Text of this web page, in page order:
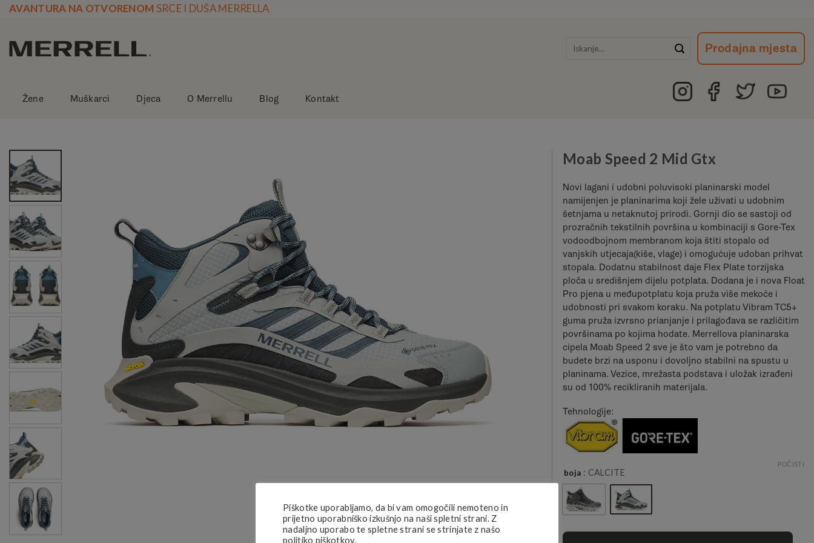
Skoči
AVANTURA NA OTVORENOM SRCE I DUŠA MERRELLA
Prodajna mjesta
Žene Muškarci Djeca O Merrellu Blog Kontakt
Moab Speed 2 Mid Gtx
Novi lagani i udobni poluvisoki planinarski model
namijenjen je planinarima koji žele uživati ​​u udobnim
šetnjama u netaknutoj prirodi. Gornji dio se sastoji od
prozračnih tekstilnih površina u kombinaciji s Gore-Tex
vodoodbojnom membranom koja štiti stopalo od
vanjskih utjecaja(kiše, vlage) i omogućuje udoban prihvat
stopala. Dodatnu stabilnost daje Flex Plate torzijska
ploča u središnjem dijelu potplata. Dodana je i nova Float
Pro pjena u međupotplatu koja pruža više mekoće i
udobnosti pri svakom koraku. Na potplatu Vibram TC5+
guma pruža izvrsno prianjanje i prilagođava se različitim
površinama po kojima hodate. Merrellova planinarska
cipela Moab Speed ​​​​2 sve je što vam je potrebno da
budete brzi na usponu i dovoljno stabilni na spustu u
planinama. Vezice, mrežasta podstava i uložak izrađeni
su od 100% recikliranih materijala.
Tehnologije:
boja : CALCITE
POČISTI
Piškotke uporabljamo, da bi vam omogočili nemoteno in
prijetno uporabniško izkušnjo na naši spletni strani. Z
nadaljno uporabo te spletne strani se strinjate z našo
politiko piškotkov.